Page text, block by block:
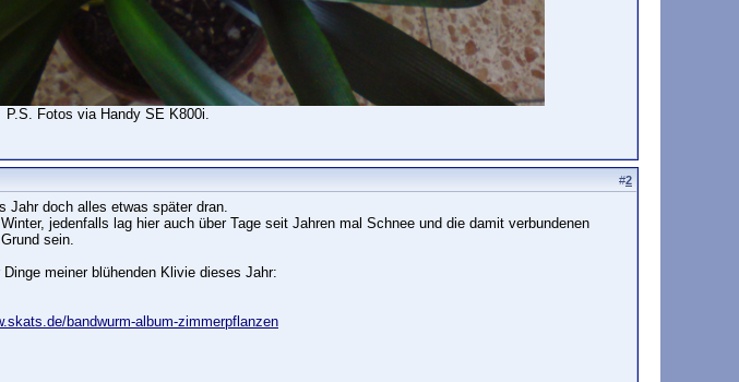
P.S. Fotos via Handy SE K800i.
#2
Jahr doch alles etwas später dran.
jedenfalls lag hier auch über Tage seit Jahren mal Schnee und die damit verbundenen
sein.
Dinge meiner blühenden Klivie dieses Jahr:
bandwurm-album-zimmerpflanzen